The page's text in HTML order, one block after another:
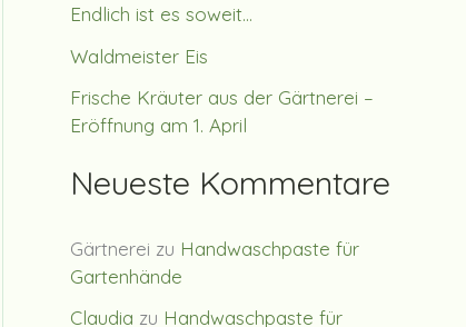
Endlich ist es soweit…
Waldmeister Eis
Frische Kräuter aus der Gärtnerei –
Eröffnung am 1. April
Neueste Kommentare
Gärtnerei zu Handwaschpaste für
Gartenhände
Claudia zu Handwaschpaste für